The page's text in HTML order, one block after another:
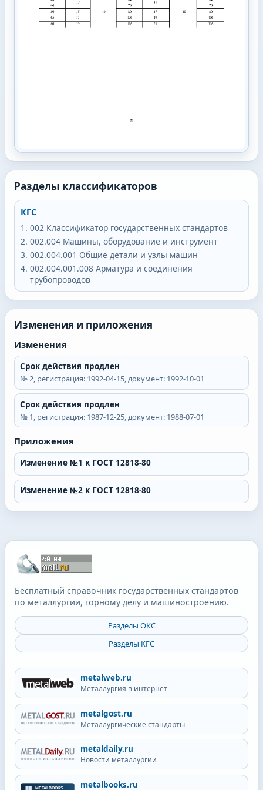
Разделы классификаторов
КГС
002 Классификатор государственных стандартов
002.004 Машины, оборудование и инструмент
002.004.001 Общие детали и узлы машин
002.004.001.008 Арматура и соединения
трубопроводов
Изменения и приложения
Изменения
Срок действия продлен
№2, регистрация: 1992-04-15, документ: 1992-10-01
Срок действия продлен
№ 1, регистрация: 1987-12-25, документ: 1988-07-01
Приложения
Изменение №1 к ГОСТ 12818-80
Изменение №2 к ГОСТ 12818-80
Бесплатный справочник государственных стандартов
по металлургии, горному делу и машиностроению.
Разделы ОКС
Разделы КГС
metalweb.ru
Металлургия в интернет
metalgost.ru
Металлургические стандарты
metaldaily.ru
Новости металлургии
metalbooks.ru